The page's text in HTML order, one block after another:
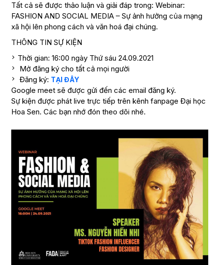
Tất cả sẽ được thảo luận và giải đáp trong: Webinar:
FASHION AND SOCIAL MEDIA – Sự ảnh hưởng của mạng
xã hội lên phong cách và văn hoá đại chúng.
THÔNG TIN SỰ KIỆN
Thời gian: 16:00 ngày Thứ sáu 24.09.2021
Mở đăng ký cho tất cả mọi người
Đăng ký: TẠI ĐÂY
Google meet sẽ được gửi đến các email đăng ký.
Sự kiện được phát live trực tiếp trên kênh fanpage Đại học
Hoa Sen. Các bạn nhớ đón theo dõi nhé.